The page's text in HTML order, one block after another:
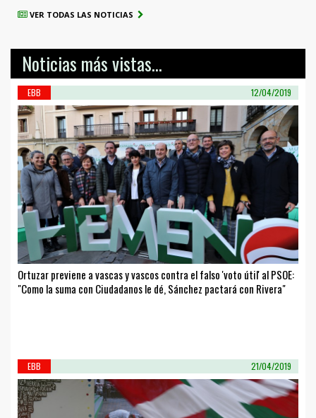
VER TODAS LAS NOTICIAS
Noticias más vistas...
EBB 12/04/2019
Ortuzar previene a vascas y vascos contra el falso 'voto útil' al PSOE:
"Como la suma con Ciudadanos le dé, Sánchez pactará con Rivera"
EBB 21/04/2019